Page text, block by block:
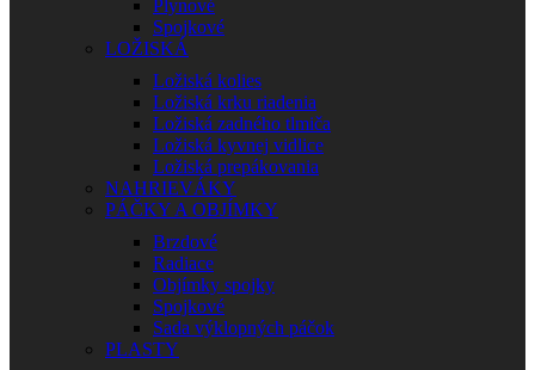
Plynové
Spojkové
LOŽISKÁ
Ložiská kolies
Ložiská krku riadenia
Ložiská zadného tlmiča
Ložiská kyvnej vidlice
Ložiská prepákovania
NAHRIEVÁKY
PÁČKY A OBJÍMKY
Brzdové
Radiace
Objímky spojky
Spojkové
Sada výklopných páčok
PLASTY